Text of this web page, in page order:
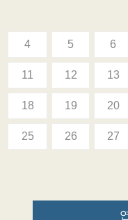
4 5 6
11 12 13
18 19 20
25 26 27